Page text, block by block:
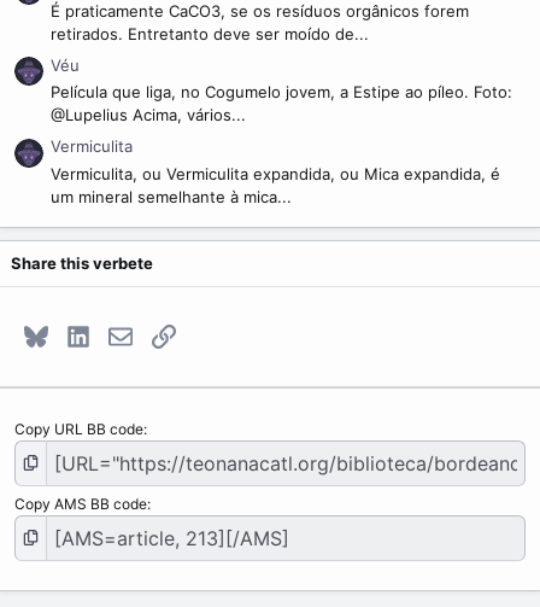
É praticamente CaCO3, se os resíduos orgânicos forem
retirados. Entretanto deve ser moído de...
Véu
Película que liga, no Cogumelo jovem, a Estipe ao píleo. Foto:
@Lupelius Acima, vários...
Vermiculita
Vermiculita, ou Vermiculita expandida, ou Mica expandida, é
um mineral semelhante à mica...
Share this verbete
Bluesky LinkedInE-mailLink
Copy URL BB code
Copy AMS BB code